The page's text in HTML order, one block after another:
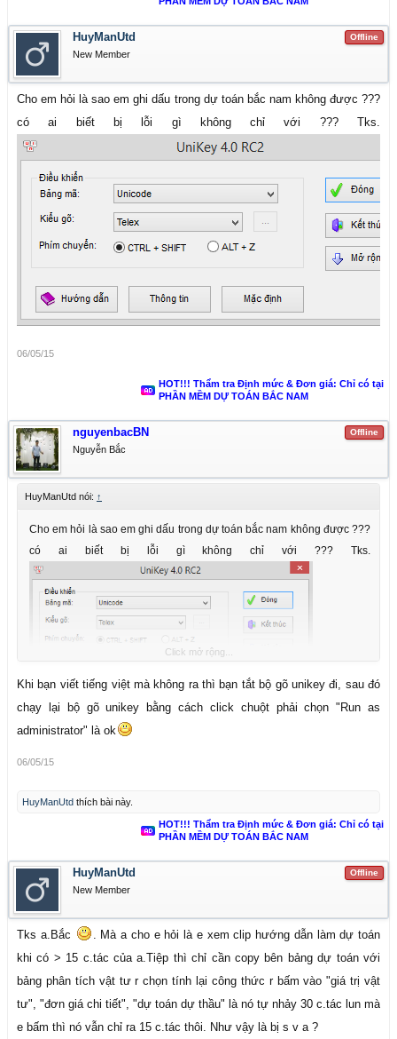
Offline
HuyManUtd
New Member
Cho em hỏi là sao em ghi dấu trong dự toán bắc nam không được ???
có ai biết bị lỗi gì không chỉ với ??? Tks.
06/05/15
HOT!!! Thẩm tra Định mức & Đơn giá: Chỉ có tại
PHẦN MỀM DỰ TOÁN BẮC NAM
Offline
nguyenbacBN
Nguyễn Bắc
HuyManUtd nói: ↑
Cho em hỏi là sao em ghi dấu trong dự toán bắc nam không được ???
có ai biết bị lỗi gì không chỉ với ??? Tks.
Click mở rộng...
Khi bạn viết tiếng việt mà không ra thì bạn tắt bộ gõ unikey đi, sau đó
chạy lại bộ gõ unikey bằng cách click chuột phải chọn "Run as
administrator" là ok
06/05/15
HuyManUtd thích bài này.
HOT!!! Thẩm tra Định mức & Đơn giá: Chỉ có tại
PHẦN MỀM DỰ TOÁN BẮC NAM
Offline
HuyManUtd
New Member
Tks a.Bắc
. Mà a cho e hỏi là e xem clip hướng dẫn làm dự toán
khi có > 15 c.tác của a.Tiệp thì chỉ cần copy bên bảng dự toán với
bảng phân tích vật tư r chọn tính lại công thức r bấm vào "giá trị vật
tư", "đơn giá chi tiết", "dự toán dự thầu" là nó tự nhảy 30 c.tác lun mà
e bấm thì nó vẫn chỉ ra 15 c.tác thôi. Như vậy là bị s v a ?